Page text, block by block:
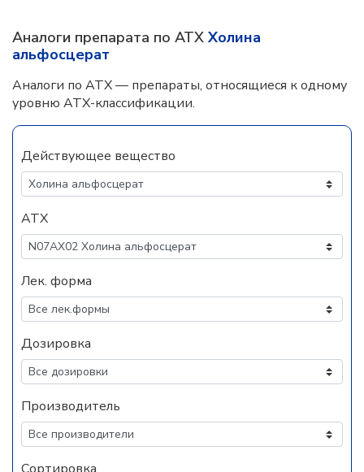
Аналоги препарата по АТХ Холина
альфосцерат
Аналоги по АТХ — препараты, относящиеся к одному
уровню АТХ-классификации.
Действующее вещество
АТХ
Лек. форма
Дозировка
Производитель